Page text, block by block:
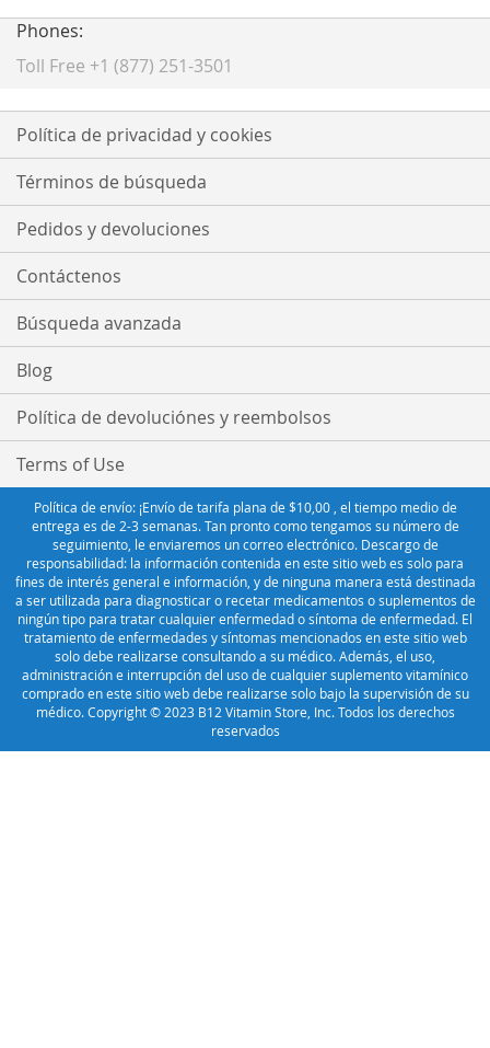
noticias:
Phones:
Toll Free +1 (877) 251-3501
Política de privacidad y cookies
Términos de búsqueda
Pedidos y devoluciones
Contáctenos
Búsqueda avanzada
Blog
Política de devoluciónes y reembolsos
Terms of Use
Política de envío: ¡Envío de tarifa plana de $10,00 , el tiempo medio de
entrega es de 2-3 semanas. Tan pronto como tengamos su número de
seguimiento, le enviaremos un correo electrónico. Descargo de
responsabilidad: la información contenida en este sitio web es solo para
fines de interés general e información, y de ninguna manera está destinada
a ser utilizada para diagnosticar o recetar medicamentos o suplementos de
ningún tipo para tratar cualquier enfermedad o síntoma de enfermedad. El
tratamiento de enfermedades y síntomas mencionados en este sitio web
solo debe realizarse consultando a su médico. Además, el uso,
administración e interrupción del uso de cualquier suplemento vitamínico
comprado en este sitio web debe realizarse solo bajo la supervisión de su
médico. Copyright © 2023 B12 Vitamin Store, Inc. Todos los derechos
reservados